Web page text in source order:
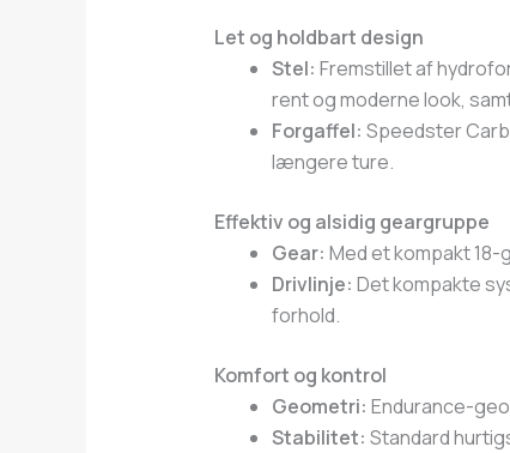
Let og holdbart design
Stel: Fremstillet af
rent og moderne look,
Forgaffel: Speedster
længere ture.
Effektiv og alsidig geargruppe
Gear: Med et kompakt
Drivlinje: Det kompakte
forhold.
Komfort og kontrol
Geometri: Endurance-
Stabilitet: Standard